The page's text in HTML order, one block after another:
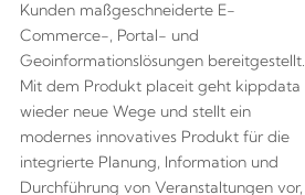
Kunden maßgeschneiderte E-
Commerce-, Portal- und
Geoinformationslösungen bereitgestellt.
Mit dem Produkt placeit geht kippdata
wieder neue Wege und stellt ein
modernes innovatives Produkt für die
integrierte Planung, Information und
Durchführung von Veranstaltungen vor,